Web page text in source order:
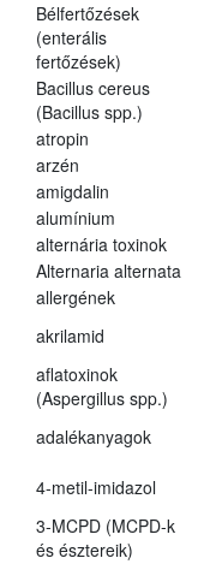
Bélfertőzések
(enterális
fertőzések)
Bacillus cereus
(Bacillus spp.)
atropin
arzén
amigdalin
alumínium
alternária toxinok
Alternaria alternata
allergének
akrilamid
aflatoxinok
(Aspergillus spp.)
adalékanyagok
4-metil-imidazol
3-MCPD (MCPD-k
és észtereik)